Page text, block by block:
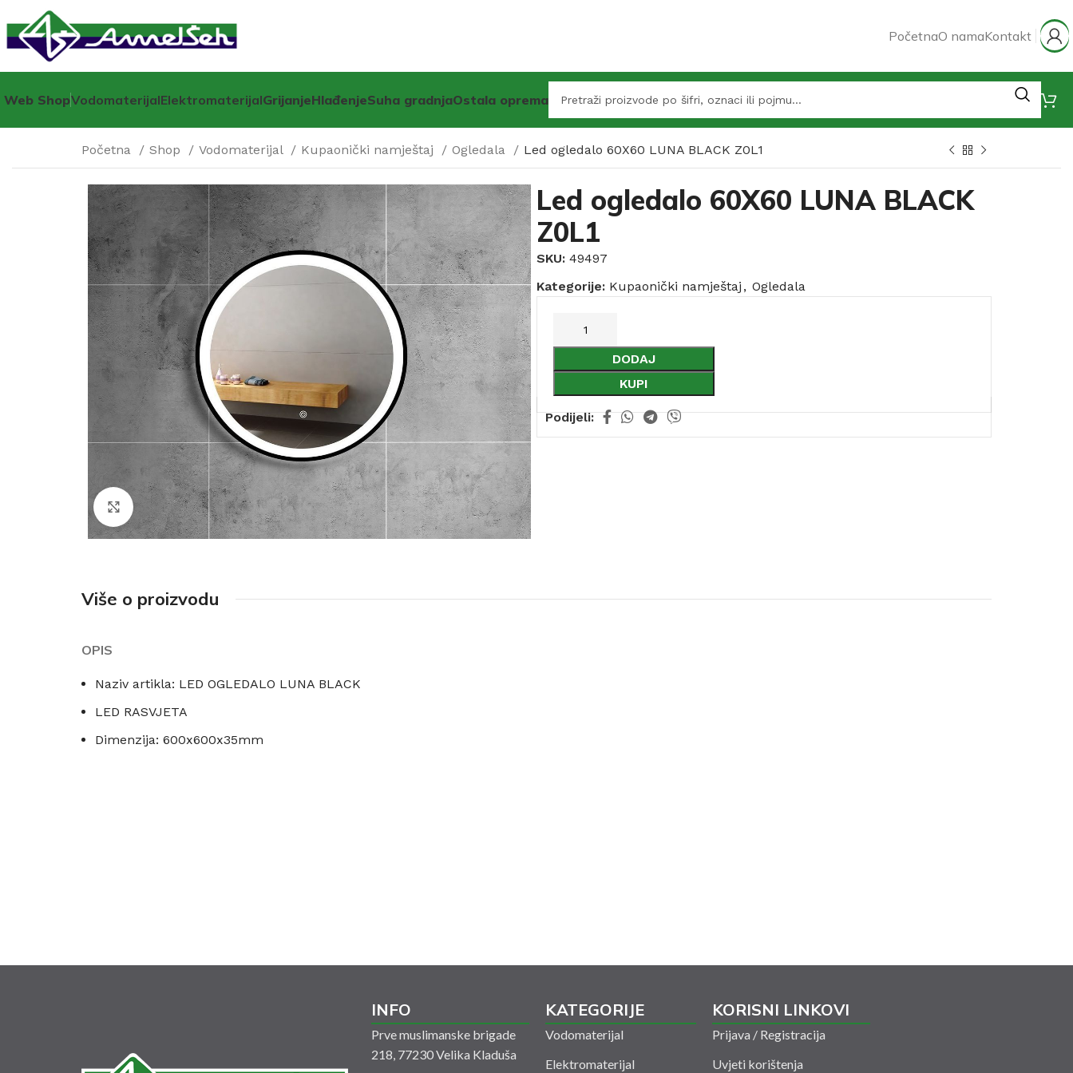
PočetnaO namaKontakt
Web ShopVodomaterijalElektromaterijalGrijanjeHlađenjeSuha gradnjaOstala oprema
Početna Shop Vodomaterijal Kupaonički namještaj Ogledala Led ogledalo 60X60 LUNA BLACK Z0L1
Click to enlarge
Led ogledalo 60X60 LUNA BLACK
Z0L1
SKU: 49497
Kategorije: Kupaonički namještaj , Ogledala
DODAJ
KUPI
Podijeli:
Više o proizvodu
OPIS
Naziv artikla: LED OGLEDALO LUNA BLACK
LED RASVJETA
Dimenzija: 600x600x35mm
INFO
Prve muslimanske brigade
218, 77230 Velika Kladuša
KATEGORIJE
Vodomaterijal
Elektromaterijal
KORISNI LINKOVI
Prijava / Registracija
Uvjeti korištenja